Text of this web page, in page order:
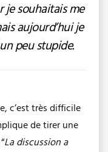
je souhaitais me
aujourd’hui je
peu stupide.
c’est très difficile
de tirer une
La discussion a